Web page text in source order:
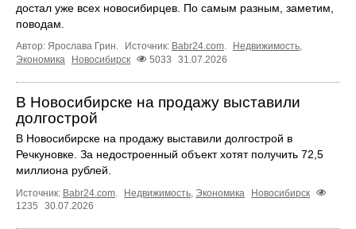
достал уже всех новосибирцев. По самым разным, заметим,
поводам.
Автор: Ярослава Грин. Источник: Babr24.com. Недвижимость,
Экономика
Новосибирск 5033 31.07.2026
В Новосибирске на продажу выставили
долгострой
В Новосибирске на продажу выставили долгострой в
Речкуновке. За недостроенный объект хотят получить 72,5
миллиона рублей.
Источник: Babr24.com. Недвижимость, Экономика
Новосибирск
1235
30.07.2026